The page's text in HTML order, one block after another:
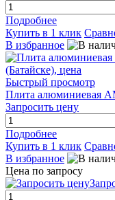
Подробнее
Купить в 1 клик
В избранное
Быстрый просмотр
Плита алюминиевая
Запросить цену
Подробнее
Купить в 1 клик
В избранное
Цена по запросу